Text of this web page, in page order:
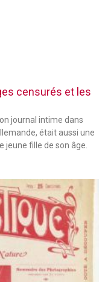
censurés et les
journal intime dans
était aussi une
jeune fille de son âge.